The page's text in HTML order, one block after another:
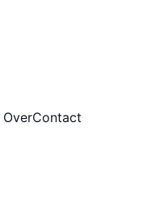
OverContact